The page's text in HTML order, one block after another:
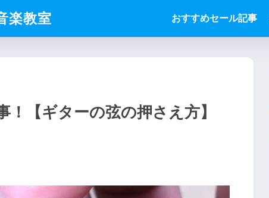
教室 おすすめセール記事
【ギターの弦の押さえ方】